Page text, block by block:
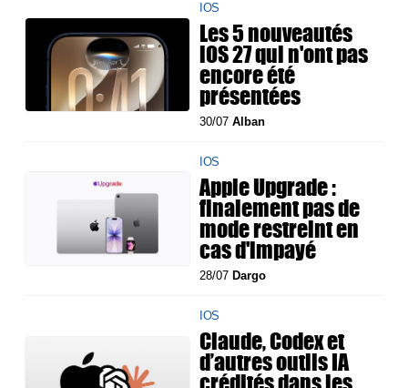
IOS
Les 5 nouveautés
iOS 27 qui n'ont pas
encore été
présentées
30/07Alban
IOS
Apple Upgrade :
finalement pas de
mode restreint en
cas d'impayé
28/07 Dargo
IOS
Claude, Codex et
d’autres outils IA